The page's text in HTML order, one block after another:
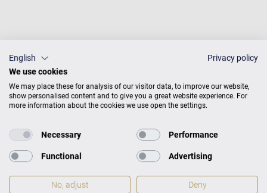
Maße T 228 × B 159
Gewicht
English
Privacy policy
We use cookies
We may place these for analysis of our visitor data, to improve our website,
show personalised content and to give you a great website experience. For
more information about the cookies we use open the settings.
Necessary Performance
Functional Advertising
No, adjust Deny